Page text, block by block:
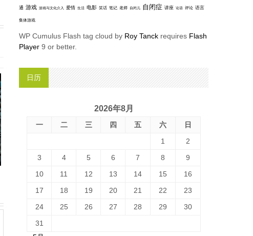
通 游戏 游戏与文化介入 爱情 生活 电影 笑话 笔记 老师 自闭儿 自闭症 讲座 论语 评论 语言
集体游戏
WP Cumulus Flash tag cloud by Roy Tanck requires Flash
Player 9 or better.
日历
2026年8月
一 二 三 四 五 六
日
1
2
3
4 5 6 7 8
9
10
11 12 13 14 15
16
17
18 19 20 21 22
23
24
25 26 27 28 29
30
31